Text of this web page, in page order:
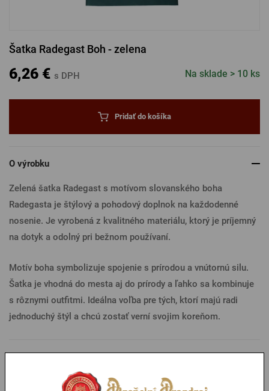
PRIHLÁSENIE CEZ SEZNAM
Šatka Radegast Boh - zelena
6,26 € s DPH Na sklade > 10 ks
Pridať do košíka
O výrobku
Zelená šatka Radegast s motívom slovanského boha
Radegasta je štýlový a pohodový doplnok na každodenné
nosenie. Je vyrobená z kvalitného materiálu, ktorý je príjemný
na dotyk a odolný pri bežnom používaní.
Motív boha symbolizuje spojenie s prírodou a vnútornú silu.
Šatka je vhodná do mesta aj do prírody a ľahko sa kombinuje
s rôznymi outfitmi. Ideálna voľba pre tých, ktorí majú radi
jednoduchý štýl a chcú zostať verní svojim koreňom.
Parametre